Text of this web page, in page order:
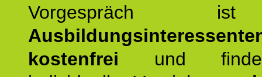
kostenfrei und